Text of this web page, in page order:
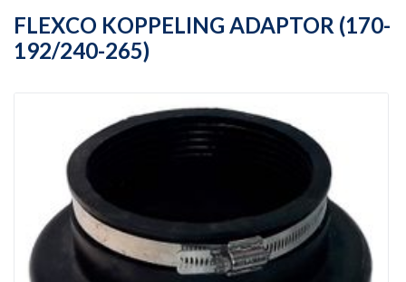
FLEXCO KOPPELING ADAPTOR (170-
192/240-265)